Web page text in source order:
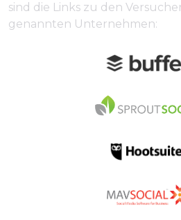
sind die Links zu den
genannten Unternehmen: